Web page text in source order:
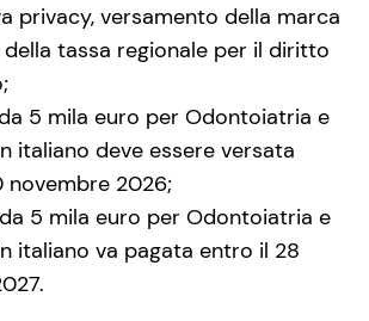
privacy, versamento della marca
tassa regionale per il diritto
5 mila euro per Odontoiatria e
italiano deve essere versata
novembre 2026;
5 mila euro per Odontoiatria e
italiano va pagata entro il 28